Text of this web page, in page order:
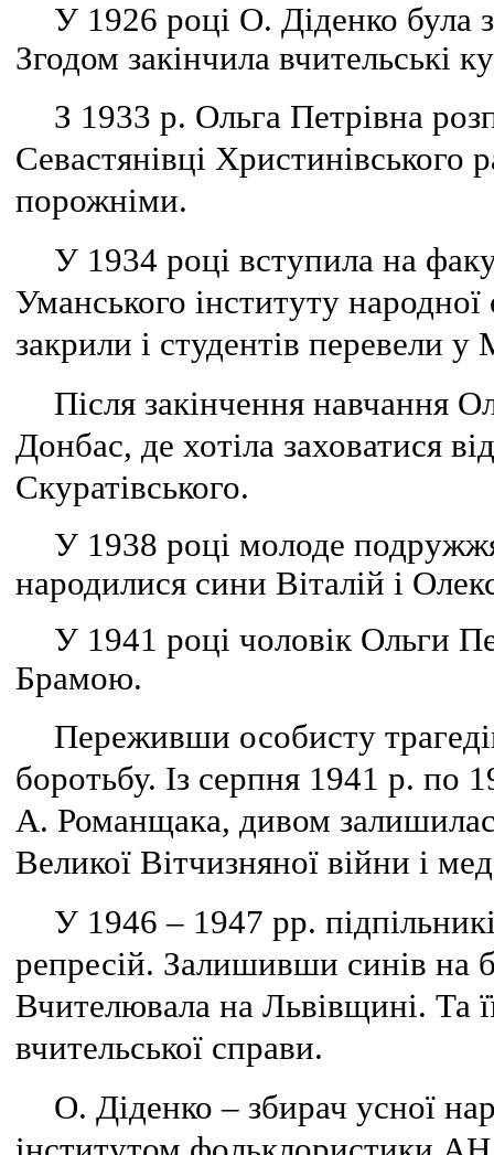
У 1926 році О. Діденко була
Згодом закінчила вчительські
З 1933 р. Ольга Петрівна
Севастянівці
порожніми.
У 1934 році вступила на
Уманського інституту народної
закрили і студентів перевели у
Після закінчення навчання
Донбас, де хотіла заховатися
Скуратівського.
У 1938 році молоде
народилися сини Віталій і
У 1941 році чоловік Ольги
Брамою.
Переживши особисту
боротьбу. Із серпня 1941 р. по
А. Романщака, дивом
Великої Вітчизняної війни і
У 1946 – 1947 рр.
репресій. Залишивши синів на
Вчителювала на Львівщині. Та
вчительської справи.
О. Діденко – збирач усної